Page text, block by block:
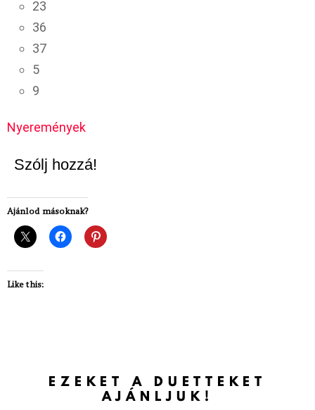
23
36
37
5
9
Nyeremények
Szólj hozzá!
Ajánlod másoknak?
Like this:
EZEKET A DUETTEKET
AJÁNLJUK!